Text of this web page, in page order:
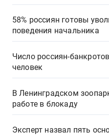
58% россиян готовы
поведения начальника
Число россиян-
человек
В Ленинградском
работе в блокаду
Эксперт назвал пять